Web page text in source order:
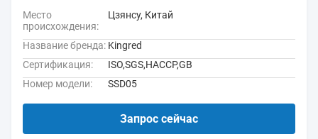
Место
происхождения:
Цзянсу, Китай
Название бренда: Kingred
Сертификация:
ISO,SGS,HACCP,GB
Номер модели:
SSD05
Запрос сейчас